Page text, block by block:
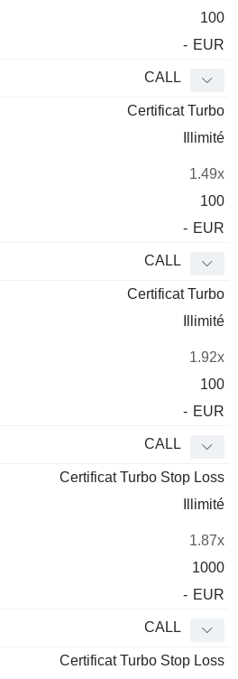
100
- EUR
CALL
Certificat Turbo
Illimité
1.49x
100
- EUR
CALL
Certificat Turbo
Illimité
1.92x
100
- EUR
CALL
Certificat Turbo Stop Loss
Illimité
1.87x
1000
- EUR
CALL
Certificat Turbo Stop Loss